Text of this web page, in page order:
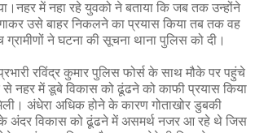
में नहा रहे युवको ने बताया कि जब तक उन्होंने
उसे बाहर निकलने का प्रयास किया तब तक वह
ने घटना की सूचना थाना पुलिस को दी।
रविंद्र कुमार पुलिस फोर्स के साथ मौके पर पहुंचे
से नहर में डूबे विकास को ढूंढने को काफी प्रयास किया
अंधेरा अधिक होने के कारण गोताखोर डुबकी
के अंदर विकास को ढूंढने में असमर्थ नजर आ रहे थे जिस